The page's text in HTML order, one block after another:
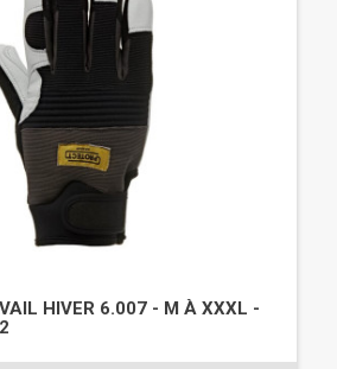
HIVER 6.007 - M À XXXL -